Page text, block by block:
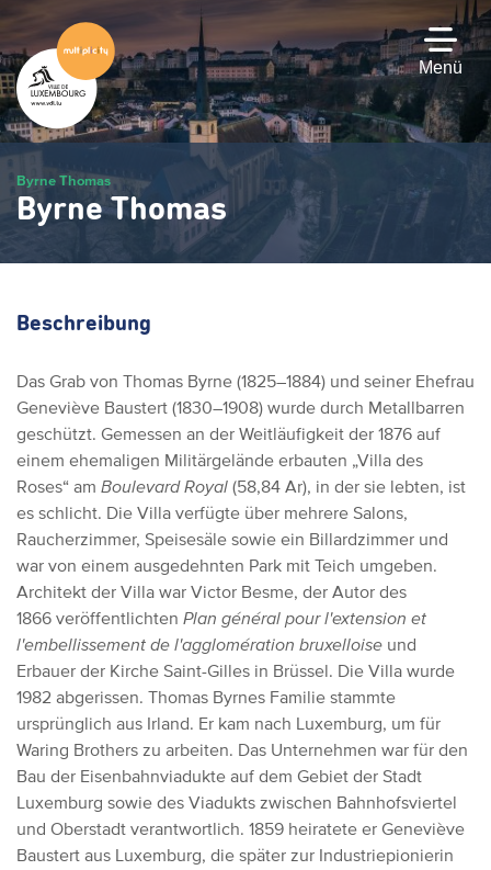
Hauptinhalt
gehen
Menü
Byrne Thomas
Byrne Thomas
Beschreibung
Das Grab von Thomas Byrne (1825–1884) und seiner Ehefrau
Geneviève Baustert (1830–1908) wurde durch Metallbarren
geschützt. Gemessen an der Weitläufigkeit der 1876 auf
einem ehemaligen Militärgelände erbauten „Villa des
Roses“ am Boulevard Royal (58,84 Ar), in der sie lebten, ist
es schlicht. Die Villa verfügte über mehrere Salons,
Raucherzimmer, Speisesäle sowie ein Billardzimmer und
war von einem ausgedehnten Park mit Teich umgeben.
Architekt der Villa war Victor Besme, der Autor des
1866 veröffentlichten Plan général pour l'extension et
l'embellissement de l'agglomération bruxelloise und
Erbauer der Kirche Saint-Gilles in Brüssel. Die Villa wurde
1982 abgerissen. Thomas Byrnes Familie stammte
ursprünglich aus Irland. Er kam nach Luxemburg, um für
Waring Brothers zu arbeiten. Das Unternehmen war für den
Bau der Eisenbahnviadukte auf dem Gebiet der Stadt
Luxemburg sowie des Viadukts zwischen Bahnhofsviertel
und Oberstadt verantwortlich. 1859 heiratete er Geneviève
Baustert aus Luxemburg, die später zur Industriepionierin